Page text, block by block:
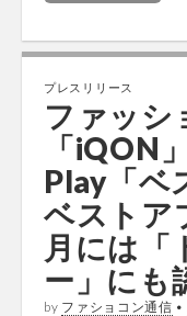
プレスリリース
ファッシ
「iQON
Play「ベ
ベストア
月には「
ー」にも
by ファショコン通信 •